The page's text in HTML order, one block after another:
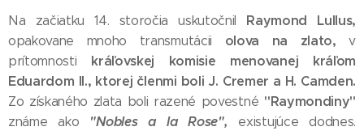
Na začiatku 14. storočia uskutočnil Raymond Lullus,
opakovane mnoho transmutácii olova na zlato, v
prítomnosti kráľovskej komisie menovanej kráľom
Eduardom II., ktorej členmi boli J. Cremer a H. Camden.
Zo získaného zlata boli razené povestné "Raymondiny"
známe ako "Nobles a la Rose", existujúce dodnes.